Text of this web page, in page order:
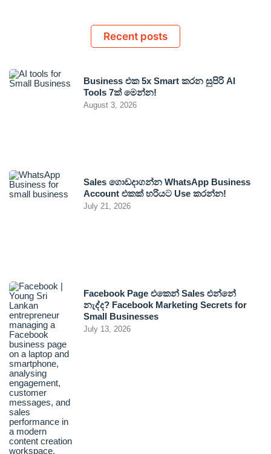
Recent posts
Business එක 5x Smart කරන සුපිරි AI
Tools 7ක් මෙන්න!
August 3, 2026
Sales ගොඩදාගන්න WhatsApp Business
Account එකක් හරියට Use කරන්න!
July 21, 2026
Facebook Page එකෙන් Sales එන්නේ
නැද්ද? Facebook Marketing Secrets for
Small Businesses
July 13, 2026